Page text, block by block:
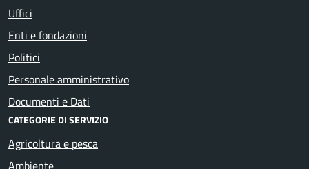
Uffici
Enti e fondazioni
Politici
Personale amministrativo
Documenti e Dati
CATEGORIE DI SERVIZIO
Agricoltura e pesca
Ambiente